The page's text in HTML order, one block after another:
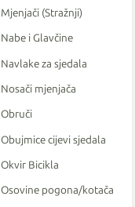
Mjenjači (Stražnji)
Nabe i Glavčine
Navlake za sjedala
Nosači mjenjača
Obruči
Obujmice cijevi sjedala
Okvir Bicikla
Osovine pogona/kotača